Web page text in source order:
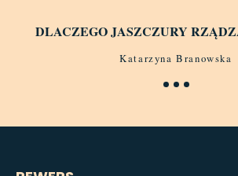
DLACZEGO JASZCZURY
Katarzyna Branowska